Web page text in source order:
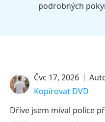
podrobných
Čvc 17, 2026
Kopírovat DVD
Dříve jsem míval police